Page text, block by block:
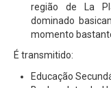
região de La
dominado
momento
É transmitido:
Educação